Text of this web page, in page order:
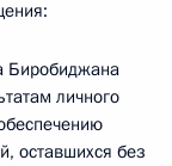
Биробиджана
личного
оставшихся без